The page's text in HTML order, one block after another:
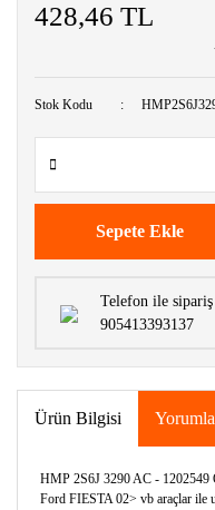
428,46 TL
Stok Kodu
Sepete Ekle
Telefon ile sipariş
905413393137
Ürün Bilgisi
HMP 2S6J 3290 AC - 1202549
Ford FIESTA 02> vb araçlar ile